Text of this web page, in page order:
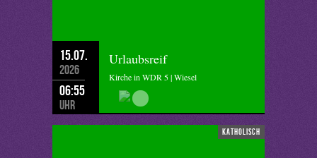
15.07.
2026
06:55
Uhr
Urlaubsreif
Kirche in WDR 5 | Wiesel
katholisch